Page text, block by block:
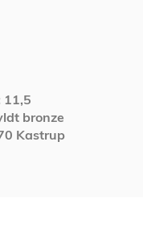
11,5
bronze
Kastrup